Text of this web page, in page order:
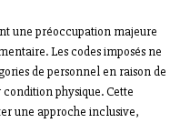
une préoccupation majeure
Les codes imposés ne
de personnel en raison de
physique. Cette
une approche inclusive,